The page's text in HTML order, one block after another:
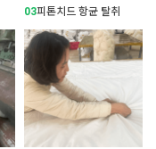
03피톤치드 항균 탈취